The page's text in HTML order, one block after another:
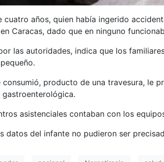
cuatro años, quien había ingerido
Caracas, dado que en ninguno
las autoridades, indica que los
consumió, producto de una travesura, le
asistenciales contaban con los
datos del infante no pudieron ser